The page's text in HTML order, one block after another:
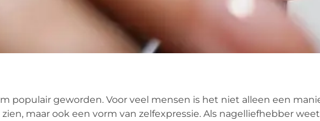
populair geworden. Voor veel mensen is het niet alleen een
maar ook een vorm van zelfexpressie. Als nagelliefhebber weet